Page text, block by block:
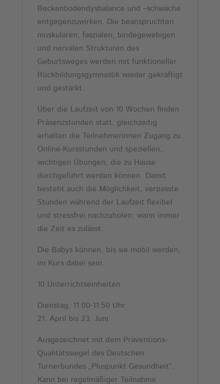
Beckenbodendysbalance und –schwäche
entgegenzuwirken. Die beanspruchten
muskulären, faszialen, bindegewebigen
und nervalen Strukturen des
Geburtsweges werden mit funktioneller
Rückbildungsgymnastik wieder gekräftigt
und gestärkt.
Über die Laufzeit von 10 Wochen finden
Präsenzstunden statt, gleichzeitig
erhalten die Teilnehmerinnen Zugang zu
Online-Kursstunden und speziellen,
wichtigen Übungen, die zu Hause
durchgeführt werden können. Damit
besteht auch die Möglichkeit, verpasste
Stunden während der Laufzeit flexibel
und stressfrei nachzuholen, wann immer
die Zeit es zulässt.
Die Babys können, bis sie mobil werden,
im Kurs dabei sein.
10 Unterrichtseinheiten
Dienstag, 11:00-11:50 Uhr
21. April bis 23. Juni
Ausgezeichnet mit dem Präventions-
Qualitätssiegel des Deutschen
Turnerbundes „Pluspunkt Gesundheit“.
Kann bei regelmäßiger Teilnahme